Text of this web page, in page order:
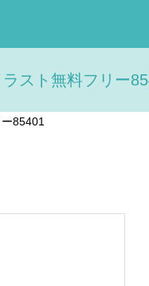
スト無料フリー
85401